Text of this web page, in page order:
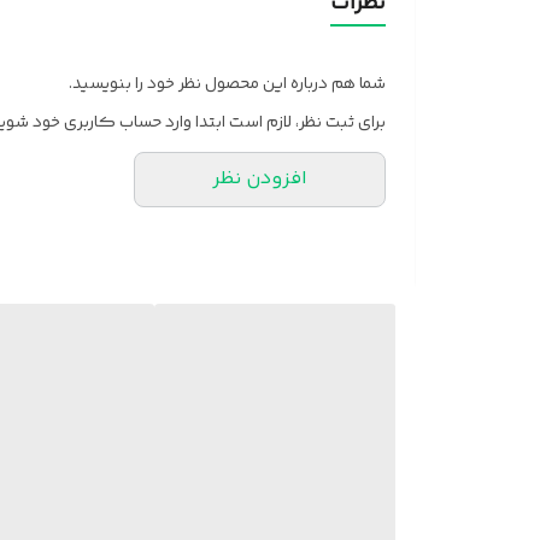
شما هم درباره این محصول نظر خود را بنویسید.
برای ثبت نظر، لازم است ابتدا وارد حساب کاربری خود
افزودن نظر